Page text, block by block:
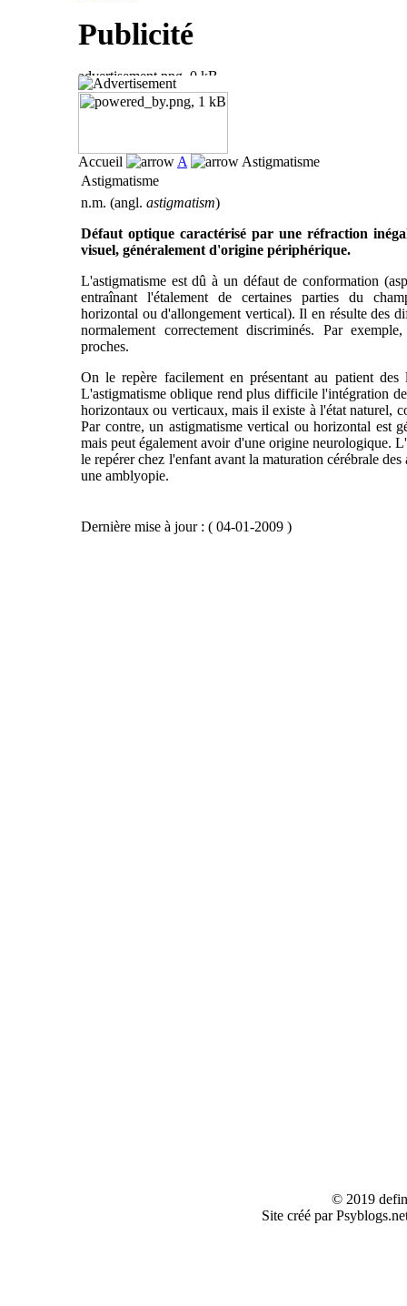
Publicité
Accueil A
Astigmatisme
Astigmatisme
n.m. (angl. astigmatism)
Défaut optique caractérisé par une réfraction
visuel, généralement d'origine périphérique.
L'astigmatisme est dû à un défaut de conformation
entraînant l'étalement de certaines parties du
horizontal ou d'allongement vertical). Il en résulte des
normalement correctement discriminés. Par
proches.
On le repère facilement en présentant au patient des
L'astigmatisme oblique rend plus difficile l'intégration
horizontaux ou verticaux, mais il existe à l'état naturel,
Par contre, un astigmatisme vertical ou horizontal est
mais peut également avoir d'une origine neurologique.
le repérer chez l'enfant avant la maturation cérébrale
une amblyopie.
Dernière mise à jour : ( 04-01-2009 )
© 2019
Site créé par